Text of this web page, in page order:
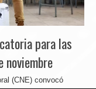
para las
noviembre
(CNE) convocó